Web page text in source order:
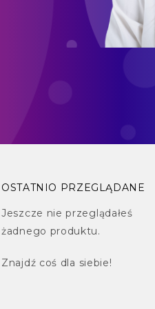
OSTATNIO PRZEGLĄDANE
Jeszcze nie przeglądałeś
żadnego produktu.
Znajdź coś dla siebie!